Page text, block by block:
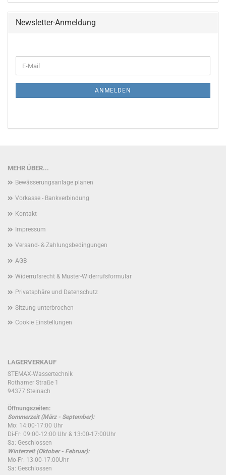
Newsletter-Anmeldung
ZUR
E-
Mail
ANMELDEN
MEHR ÜBER...
Bewässerungsanlage planen
Vorkasse - Bankverbindung
Kontakt
Impressum
Versand- & Zahlungsbedingungen
AGB
Widerrufsrecht & Muster-Widerrufsformular
Privatsphäre und Datenschutz
Sitzung unterbrochen
Cookie Einstellungen
LAGERVERKAUF
STEMAX-Wassertechnik
Rothamer Straße 1
94377 Steinach
Öffnungszeiten:
Sommerzeit (März - September):
Mo: 14:00-17:00 Uhr
Di-Fr: 09:00-12:00 Uhr & 13:00-17:00Uhr
Sa: Geschlossen
Winterzeit (Oktober - Februar):
Mo-Fr: 13:00-17:00Uhr
Sa: Geschlossen